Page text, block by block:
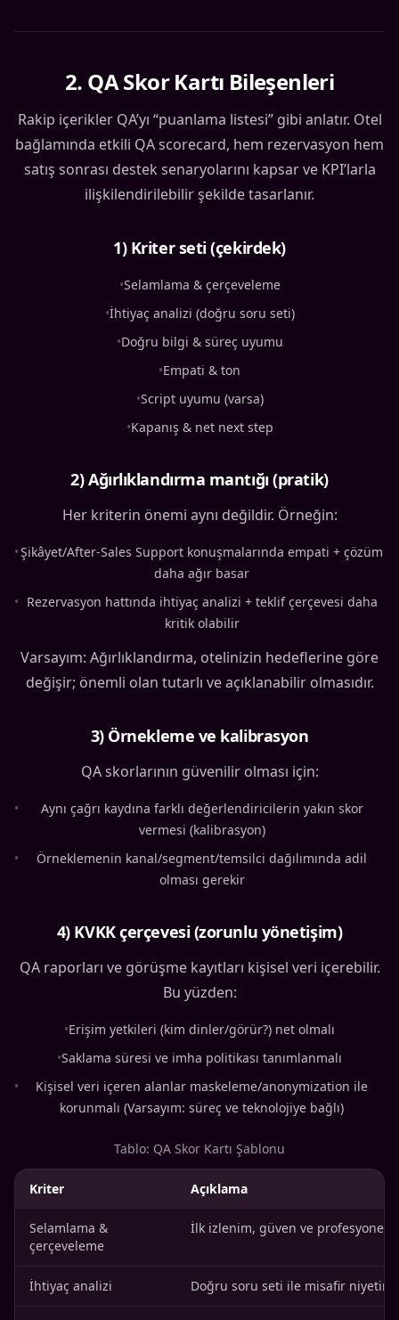
2. QA Skor Kartı Bileşenleri
Rakip içerikler QA’yı “puanlama listesi” gibi anlatır. Otel
bağlamında etkili QA scorecard, hem rezervasyon hem
satış sonrası destek senaryolarını kapsar ve KPI’larla
ilişkilendirilebilir şekilde tasarlanır.
1) Kriter seti (çekirdek)
•Selamlama & çerçeveleme
•İhtiyaç analizi (doğru soru seti)
•Doğru bilgi & süreç uyumu
•Empati & ton
•Script uyumu (varsa)
•Kapanış & net next step
2) Ağırlıklandırma mantığı (pratik)
Her kriterin önemi aynı değildir. Örneğin:
•Şikâyet/After-Sales Support konuşmalarında empati + çözüm
daha ağır basar
• Rezervasyon hattında ihtiyaç analizi + teklif çerçevesi daha
kritik olabilir
Varsayım: Ağırlıklandırma, otelinizin hedeflerine göre
değişir; önemli olan tutarlı ve açıklanabilir olmasıdır.
3) Örnekleme ve kalibrasyon
QA skorlarının güvenilir olması için:
•
Aynı çağrı kaydına farklı değerlendiricilerin yakın skor
vermesi (kalibrasyon)
•
Örneklemenin kanal/segment/temsilci dağılımında adil
olması gerekir
4) KVKK çerçevesi (zorunlu yönetişim)
QA raporları ve görüşme kayıtları kişisel veri içerebilir.
Bu yüzden:
•Erişim yetkileri (kim dinler/görür?) net olmalı
•Saklama süresi ve imha politikası tanımlanmalı
•
Kişisel veri içeren alanlar maskeleme/anonymization ile
korunmalı (Varsayım: süreç ve teknolojiye bağlı)
Tablo: QA Skor Kartı Şablonu
Kriter Açıklama
Selamlama &
çerçeveleme
İlk izlenim, güven ve
İhtiyaç analizi Doğru soru seti ile misafir niyetini